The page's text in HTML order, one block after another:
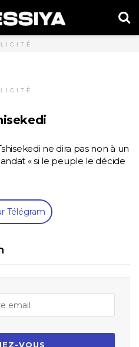
ne dira pas non à un
« si le peuple le décide
Télégram